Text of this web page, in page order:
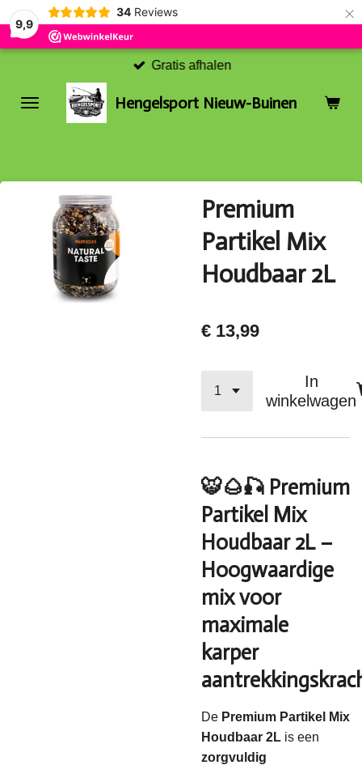
9,9
34 Reviews ×
Hengelsport Nieuw-Buinen
Gratis afhalen
Premium
Partikel Mix
Houdbaar 2L
€ 13,99
In
winkelwagen
🐯🌰🎣 Premium
Partikel Mix
Houdbaar 2L –
Hoogwaardige
mix voor
maximale
karper
De Premium Partikel Mix
Houdbaar 2L is een
zorgvuldig